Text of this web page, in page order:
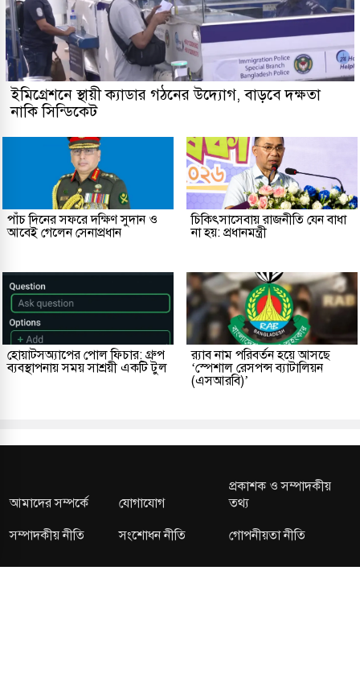
ইমিগ্রেশনে স্থায়ী ক্যাডার গঠনের উদ্যোগ, বাড়বে দক্ষতা
নাকি সিন্ডিকেট
পাঁচ দিনের সফরে দক্ষিণ সুদান ও
আবেই গেলেন সেনাপ্রধান
চিকিৎসাসেবায় রাজনীতি যেন বাধা
না হয়: প্রধানমন্ত্রী
হোয়াটসঅ্যাপের পোল ফিচার: গ্রুপ
ব্যবস্থাপনায় সময় সাশ্রয়ী একটি টুল
র‌্যাব নাম পরিবর্তন হয়ে আসছে
‘স্পেশাল রেসপন্স ব্যাটালিয়ন
(এসআরবি)’
আমাদের সম্পর্কে যোগাযোগ
প্রকাশক ও সম্পাদকীয়
তথ্য
সম্পাদকীয় নীতি
সংশোধন নীতি গোপনীয়তা নীতি